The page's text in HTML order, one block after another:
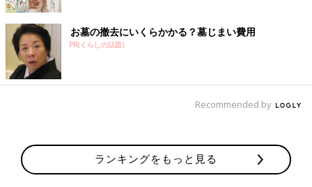
お墓の撤去にいくらかかる？墓じまい費用
PR(くらしの話題)
Recommended by
ランキングをもっと見る